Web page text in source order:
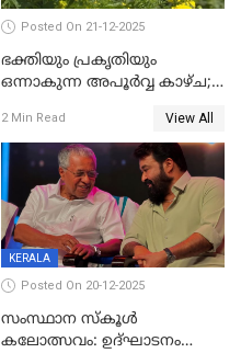
Posted On 21-12-2025
ഭക്തിയും പ്രകൃതിയും
ഒന്നാകുന്ന അപൂര്‍വ്വ കാഴ്ച;
കാഴ്ചാനുഭവമൊരുക്കി
ശബരീ നന്ദനം
2 Min Read View All
KERALA
Posted On 20-12-2025
സംസ്ഥാന സ്കൂൾ
കലോത്സവം: ഉദ്ഘാടനം